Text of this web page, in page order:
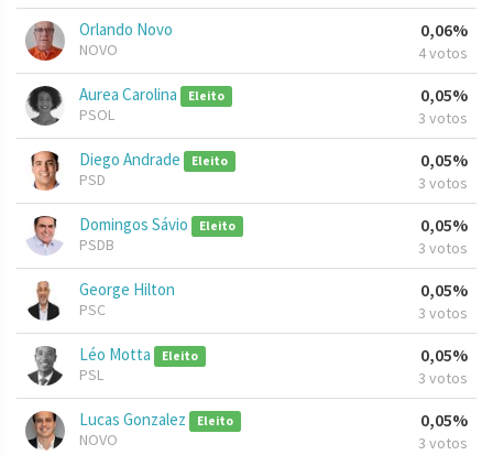
Orlando Novo
NOVO
0,06%
4 votos
Aurea Carolina Eleito
PSOL
0,05%
3 votos
Diego Andrade Eleito
PSD
0,05%
3 votos
Domingos Sávio Eleito
PSDB
0,05%
3 votos
George Hilton
PSC
0,05%
3 votos
Léo Motta Eleito
PSL
0,05%
3 votos
Lucas Gonzalez Eleito
NOVO
0,05%
3 votos